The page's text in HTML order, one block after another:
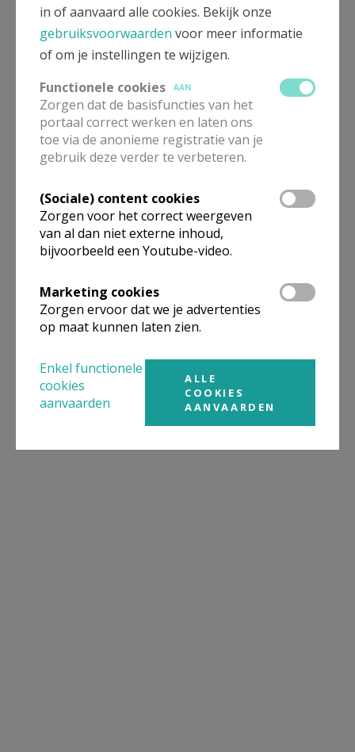
in of aanvaard alle cookies. Bekijk onze
gebruiksvoorwaarden voor meer informatie
of om je instellingen te wijzigen.
Functionele cookies
AAN
Zorgen dat de basisfuncties van het
portaal correct werken en laten ons
toe via de anonieme registratie van je
gebruik deze verder te verbeteren.
(Sociale) content cookies
Zorgen voor het correct weergeven
van al dan niet externe inhoud,
bijvoorbeeld een Youtube-video.
Marketing cookies
Zorgen ervoor dat we je advertenties
op maat kunnen laten zien.
Enkel functionele
cookies
aanvaarden
ALLE
COOKIES
AANVAARDEN